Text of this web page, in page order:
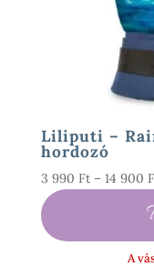
Liliputi –
hordozó
3 990 Ft – 14 900
A